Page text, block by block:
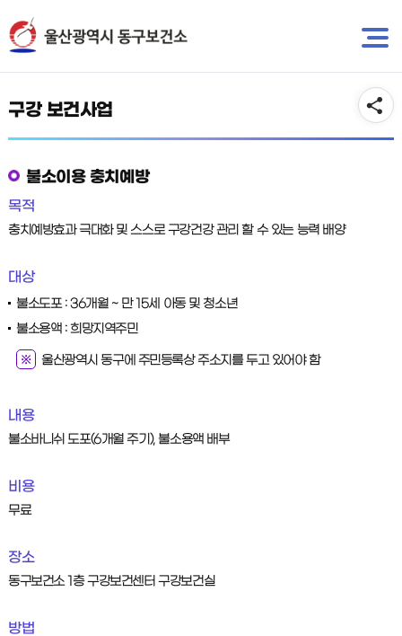
바
로
로
가
구강 보건사업
불소이용 충치예방
목적
충치예방효과 극대화 및 스스로 구강건강 관리 할 수 있는 능력 배양
대상
불소도포 : 36개월 ~ 만 15세 아동 및 청소년
불소용액 : 희망지역주민
울산광역시 동구에 주민등록상 주소지를 두고 있어야 함
내용
불소바니쉬 도포(6개월 주기), 불소용액 배부
비용
무료
장소
동구보건소 1층 구강보건센터 구강보건실
방법